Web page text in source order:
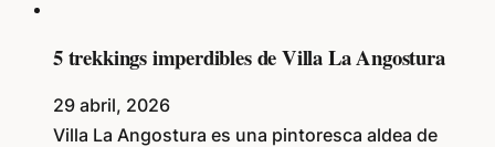
5 trekkings imperdibles de Villa La Angostura
29 abril, 2026
Villa La Angostura es una pintoresca aldea de